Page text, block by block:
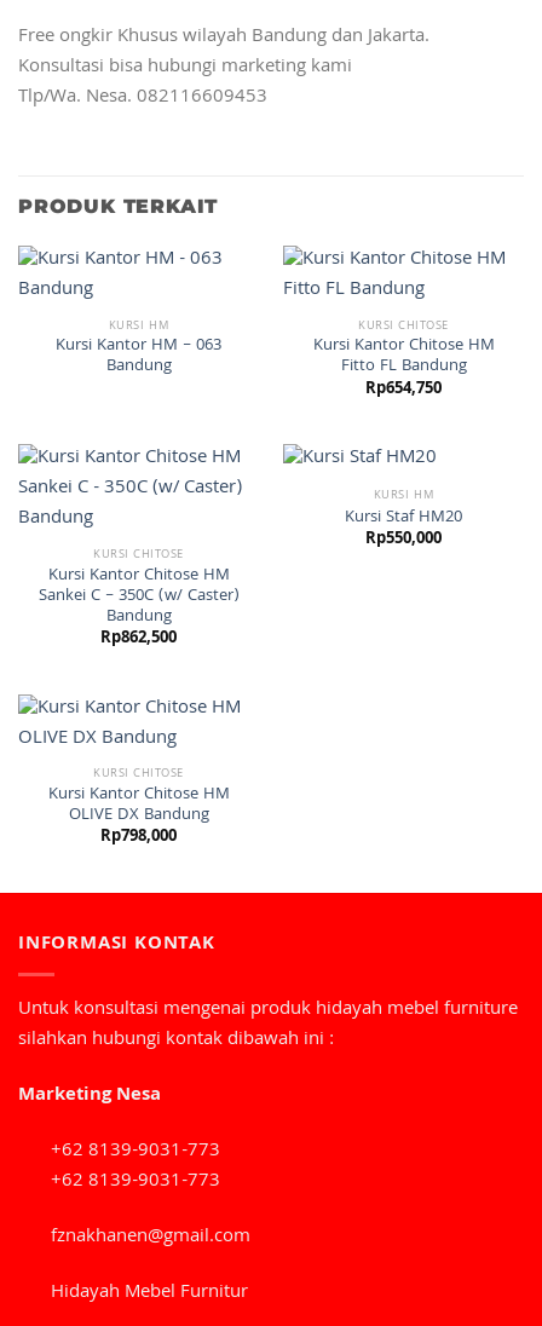
Free ongkir Khusus wilayah Bandung dan Jakarta.
Konsultasi bisa hubungi marketing kami
Tlp/Wa. Nesa. 082116609453
PRODUK TERKAIT
KURSI HM
Kursi Kantor HM – 063
Bandung
KURSI CHITOSE
Kursi Kantor Chitose HM
Fitto FL Bandung
Rp654,750
KURSI CHITOSE
Kursi Kantor Chitose HM
Sankei C – 350C (w/ Caster)
Bandung
Rp862,500
KURSI HM
Kursi Staf HM20
Rp550,000
KURSI CHITOSE
Kursi Kantor Chitose HM
OLIVE DX Bandung
Rp798,000
INFORMASI KONTAK
Untuk konsultasi mengenai produk hidayah mebel furniture
silahkan hubungi kontak dibawah ini :
Marketing Nesa
+62 8139-9031-773
+62 8139-9031-773
fznakhanen@gmail.com
Hidayah Mebel Furnitur